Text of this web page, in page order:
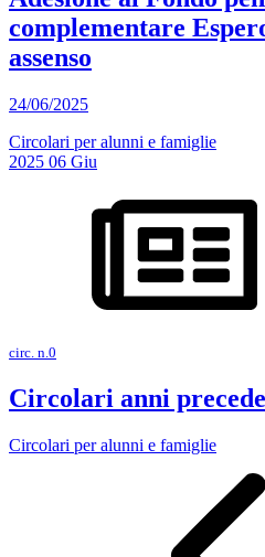
complementare
assenso
24/06/2025
Circolari per alunni e famiglie
2025 06 Giu
circ. n.0
Circolari anni
Circolari per alunni e famiglie